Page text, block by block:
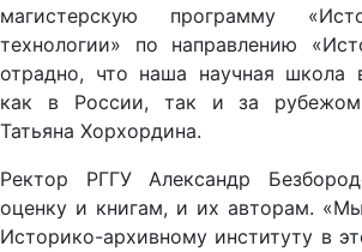
магистерскую программу
технологии» по направлению
отрадно, что наша научная школа
как в России, так и за
Татьяна Хорхордина.
Ректор РГГУ Александр
оценку и книгам, и их авторам.
Историко-архивному институту в